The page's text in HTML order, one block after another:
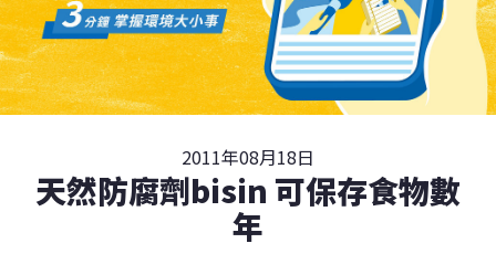
2011年08月18日
天然防腐劑bisin 可保存食物數
年